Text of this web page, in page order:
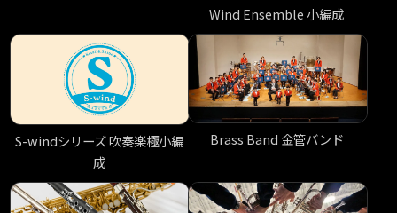
Wind Ensemble 小編成
S-windシリーズ 吹奏楽極小編
成
Brass Band 金管バンド